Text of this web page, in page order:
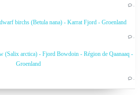
…
birchs (Betula nana) - Karrat Fjord - Groenland
…
(Salix arctica) - Fjord Bowdoin - Région de Qaanaaq -
Groenland
…